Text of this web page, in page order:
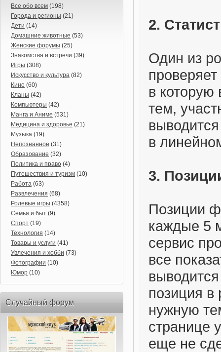
Все обо всем (198)
Города и регионы (21)
Дети (14)
Домашние животные (53)
Женские форумы (25)
Знакомства и встречи (39)
Игры (308)
Искусство и культура (82)
Кино (60)
Кланы (42)
Компьютеры (42)
Манга и Аниме (531)
Медицина и здоровье (21)
Музыка (19)
Непознанное (31)
Образование (32)
Политика и право (4)
Путешествия и туризм (10)
Работа (63)
Развлечения (68)
Ролевые игры (4358)
Семья и быт (9)
Спорт (19)
Технология (14)
Товары и услуги (41)
Увлечения и хобби (73)
Фотографии (10)
Юмор (10)
Случайный форум
2.
Один из
в которую
тем,
в
3.
Позиции
каждые 5
сервис
все
позиция в
нужную
странице
еще не